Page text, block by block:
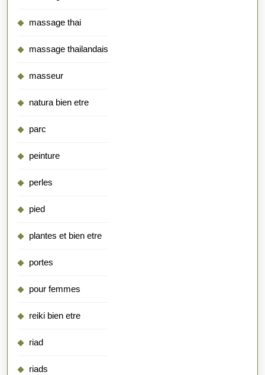
massage thai
massage thailandais
masseur
natura bien etre
parc
peinture
perles
pied
plantes et bien etre
portes
pour femmes
reiki bien etre
riad
riads